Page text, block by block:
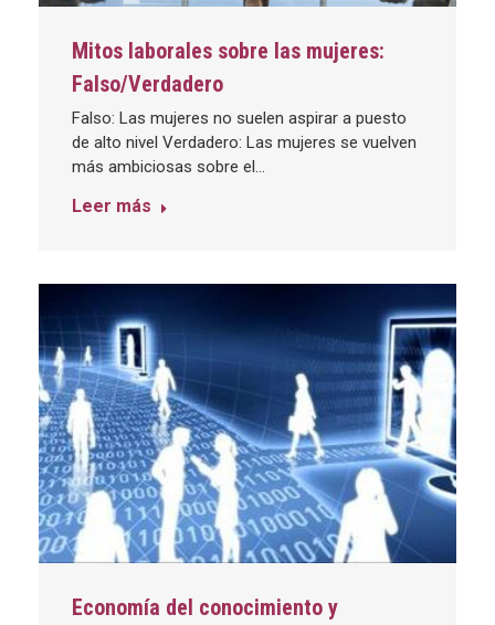
Mitos laborales sobre las mujeres:
Falso/Verdadero
Falso: Las mujeres no suelen aspirar a puesto
de alto nivel Verdadero: Las mujeres se vuelven
más ambiciosas sobre el…
Leer más
Economía del conocimiento y